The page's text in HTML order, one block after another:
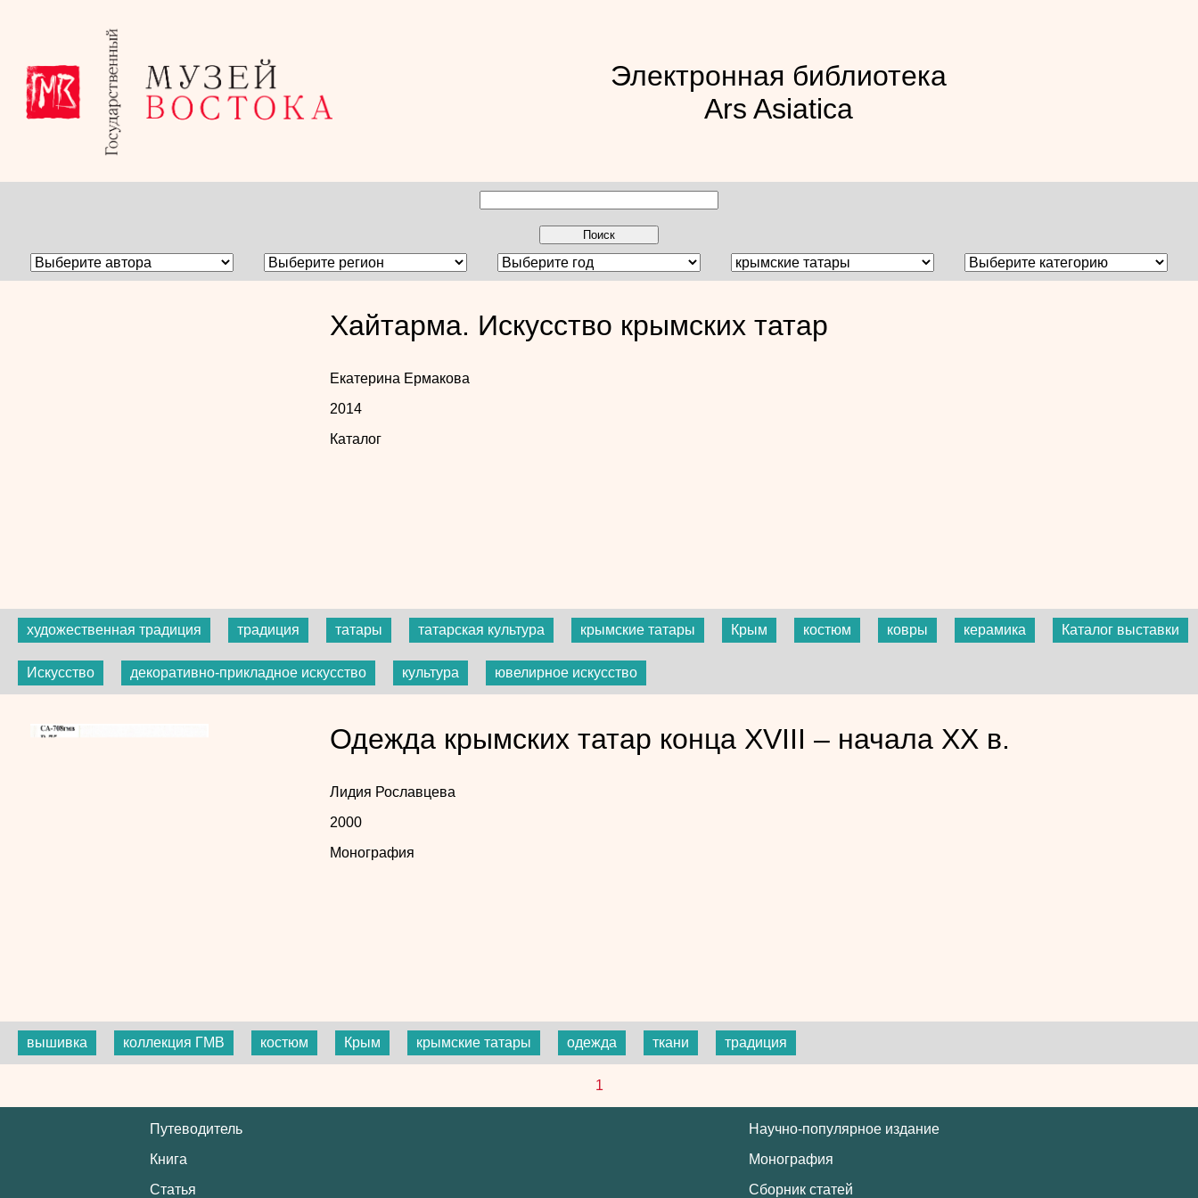
Электронная библиотека
Ars Asiatica
Хайтарма. Искусство крымских татар
Екатерина Ермакова
2014
Каталог
художественная традиция традиция татары татарская культура крымские татары Крым костюм ковры керамика Каталог выставки
Искусство декоративно-прикладное искусство культура ювелирное искусство
Одежда крымских татар конца XVIII – начала XX в.
Лидия Рославцева
2000
Монография
вышивка коллекция ГМВ костюм Крым крымские татары одежда ткани традиция
1
Путеводитель
Книга
Статья
Научно-популярное издание
Монография
Сборник статей